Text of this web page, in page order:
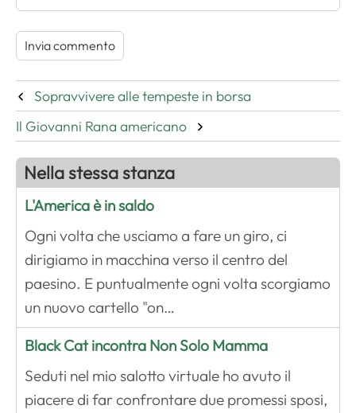
Sopravvivere alle tempeste in borsa
Il Giovanni Rana americano
Nella stessa stanza
L'America è in saldo
Ogni volta che usciamo a fare un giro, ci
dirigiamo in macchina verso il centro del
paesino. E puntualmente ogni volta scorgiamo
un nuovo cartello "on…
Black Cat incontra Non Solo Mamma
Seduti nel mio salotto virtuale ho avuto il
piacere di far confrontare due promessi sposi,